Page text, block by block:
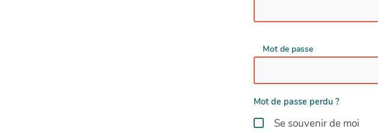
Mot de passe
Mot de passe perdu ?
Se souvenir de moi